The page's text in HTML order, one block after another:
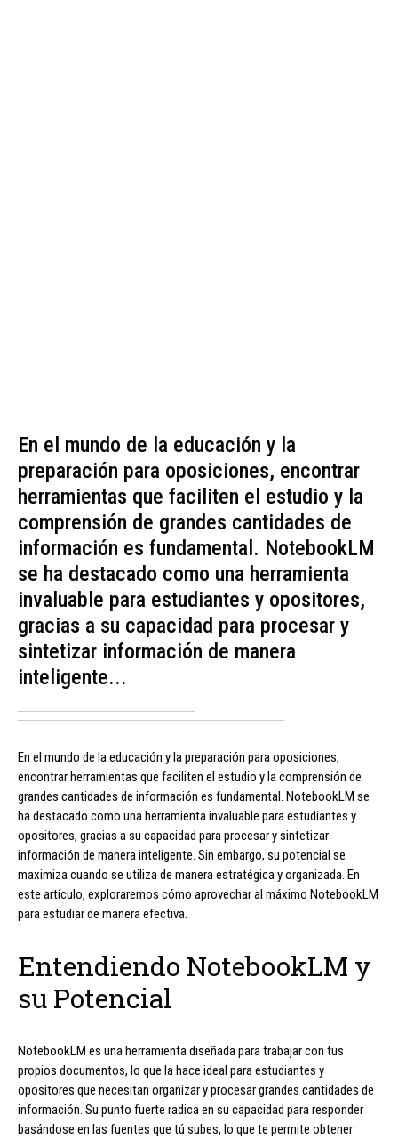
En el mundo de la educación y la
preparación para oposiciones, encontrar
herramientas que faciliten el estudio y la
comprensión de grandes cantidades de
información es fundamental. NotebookLM
se ha destacado como una herramienta
invaluable para estudiantes y opositores,
gracias a su capacidad para procesar y
sintetizar información de manera
inteligente...
En el mundo de la educación y la preparación para oposiciones,
encontrar herramientas que faciliten el estudio y la comprensión de
grandes cantidades de información es fundamental. NotebookLM se
ha destacado como una herramienta invaluable para estudiantes y
opositores, gracias a su capacidad para procesar y sintetizar
información de manera inteligente. Sin embargo, su potencial se
maximiza cuando se utiliza de manera estratégica y organizada. En
este artículo, exploraremos cómo aprovechar al máximo NotebookLM
para estudiar de manera efectiva.
Entendiendo NotebookLM y
su Potencial
NotebookLM es una herramienta diseñada para trabajar con tus
propios documentos, lo que la hace ideal para estudiantes y
opositores que necesitan organizar y procesar grandes cantidades de
información. Su punto fuerte radica en su capacidad para responder
basándose en las fuentes que tú subes, lo que te permite obtener